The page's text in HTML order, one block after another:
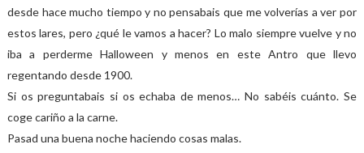
desde hace mucho tiempo y no pensabais que me volverías a ver por
estos lares, pero ¿qué le vamos a hacer? Lo malo siempre vuelve y no
iba a perderme Halloween y menos en este Antro que llevo
regentando desde 1900.
Si os preguntabais si os echaba de menos… No sabéis cuánto. Se
coge cariño a la carne.
Pasad una buena noche haciendo cosas malas.